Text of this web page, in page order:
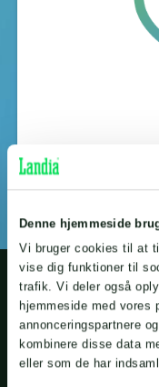
Denne hjemmeside
Vi bruger cookies til at
vise dig funktioner til
trafik. Vi deler også
hjemmeside med vores
annonceringspartnere
kombinere disse data
eller som de har
Kontakt
- så hjælper vi dig